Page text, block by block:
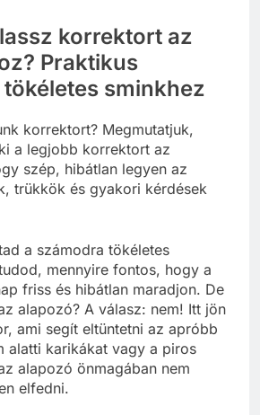
korrektort az
Praktikus
sminkhez
korrektort? Megmutatjuk,
a legjobb korrektort az
szép, hibátlan legyen az
trükkök és gyakori kérdések
a számodra tökéletes
mennyire fontos, hogy a
friss és hibátlan maradjon. De
alapozó? A válasz: nem! Itt jön
ami segít eltüntetni az apróbb
alatti karikákat vagy a piros
alapozó önmagában nem
elfedni.